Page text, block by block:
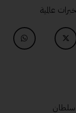
عالمية
سلطان